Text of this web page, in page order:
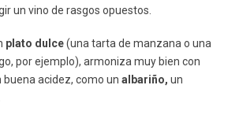
un vino de rasgos opuestos.
plato dulce(una tarta de manzana o una
por ejemplo), armoniza muy bien con
acidez, como un albariño, un